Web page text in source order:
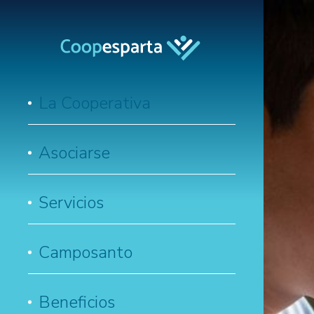
La Cooperativa
Asociarse
Servicios
Camposanto
Beneficios